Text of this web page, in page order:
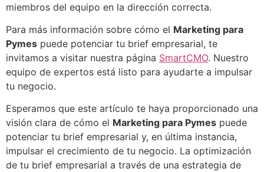
miembros del equipo en la dirección correcta.
Para más información sobre cómo el Marketing para
Pymes puede potenciar tu brief empresarial, te
invitamos a visitar nuestra página SmartCMO. Nuestro
equipo de expertos está listo para ayudarte a impulsar
tu negocio.
Esperamos que este artículo te haya proporcionado una
visión clara de cómo el Marketing para Pymes puede
potenciar tu brief empresarial y, en última instancia,
impulsar el crecimiento de tu negocio. La optimización
de tu brief empresarial a través de una estrategia de